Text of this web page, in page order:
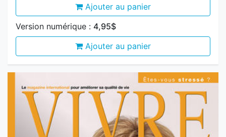
Version numérique :4,95$
Ajouter au panier